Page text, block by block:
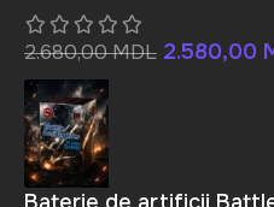
2.680,00MDL 2.580,00